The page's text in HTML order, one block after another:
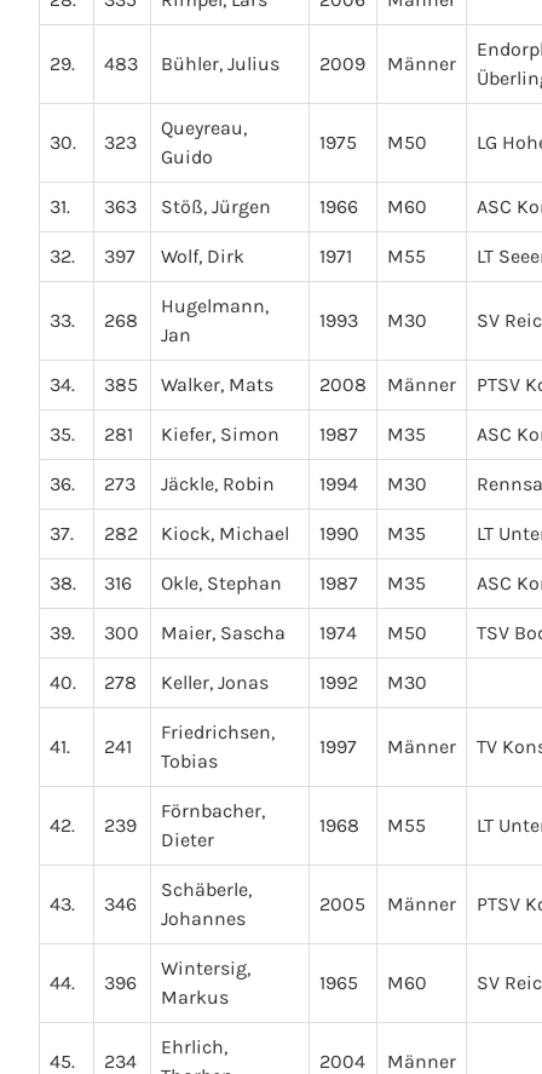
29. 483 Bühler, Julius 2009 Männer
30. 323
Queyreau,
Guido
1975 M50 LG
31. 363 Stöß, Jürgen 1966 M60 ASC
32. 397 Wolf, Dirk 1971 M55 LT
33. 268
Hugelmann,
Jan
1993 M30 SV
34. 385 Walker, Mats 2008 Männer PTSV
35. 281 Kiefer, Simon 1987 M35 ASC
36. 273 Jäckle, Robin 1994 M30
37. 282 Kiock, Michael 1990 M35 LT
38. 316 Okle, Stephan 1987 M35 ASC
39. 300 Maier, Sascha 1974 M50 TSV
40. 278 Keller, Jonas 1992 M30
41. 241
Friedrichsen,
Tobias
1997 Männer TV
42. 239
Förnbacher,
Dieter
1968 M55 LT
43. 346
Schäberle,
Johannes
2005 Männer PTSV
44. 396
Wintersig,
Markus
1965 M60 SV
45. 234
Ehrlich,
2004 Männer